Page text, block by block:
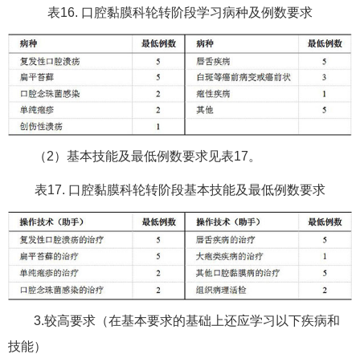
表16. 口腔黏膜科轮转阶段学习病种及例数要求
（2）基本技能及最低例数要求见表17。
表17. 口腔黏膜科轮转阶段基本技能及最低例数要求
3.较高要求（在基本要求的基础上还应学习以下疾病和
技能）